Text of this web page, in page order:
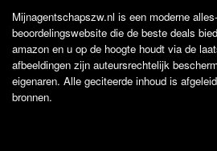
Mijnagentschapszw.nl is een moderne
beoordelingswebsite die de beste deals
amazon en u op de hoogte houdt via de
afbeeldingen zijn auteursrechtelijk
eigenaren. Alle geciteerde inhoud is
bronnen.